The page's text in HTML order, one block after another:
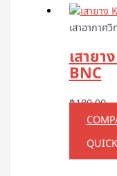
เสาอากาศ
เสายา
BNC
฿180.00